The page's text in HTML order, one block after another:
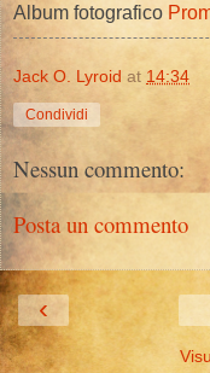
Album fotografico
Jack O. Lyroid at 14:34
Condividi
Nessun commento:
Posta un commento
‹